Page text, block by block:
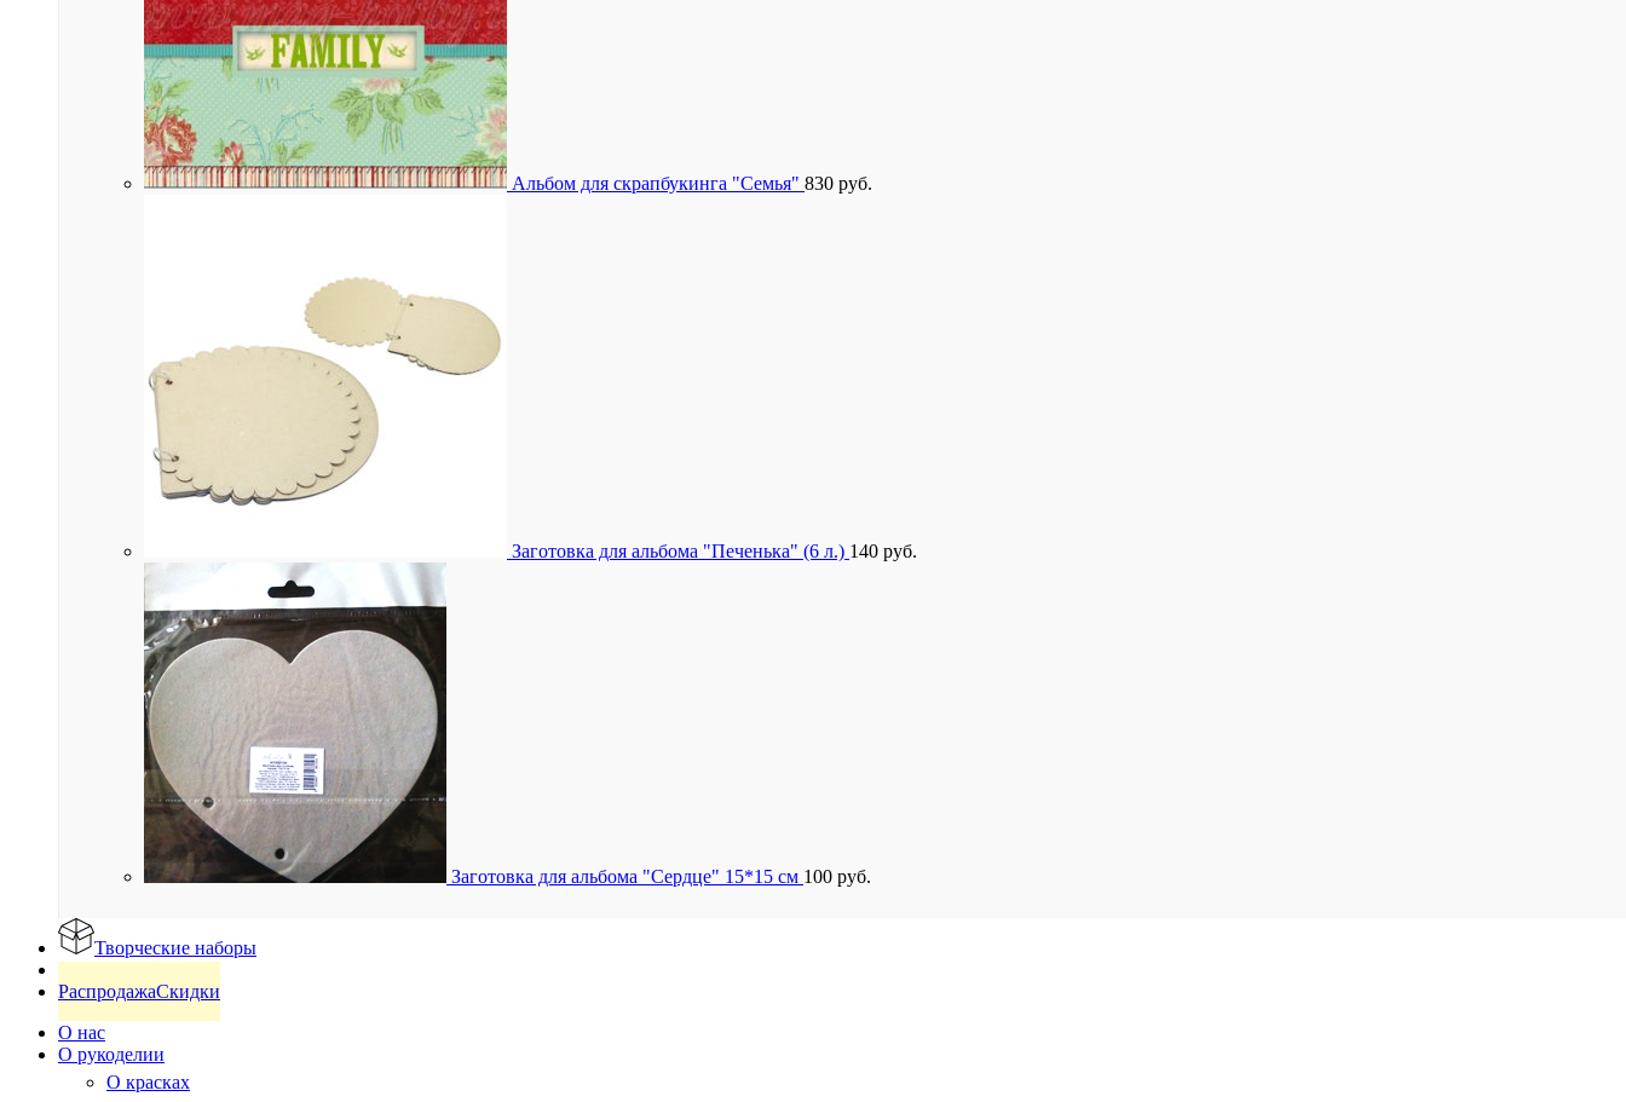
Альбом для скрапбукинга "Семья" 830 руб.
Заготовка для альбома "Печенька" (6 л.) 140 руб.
Заготовка для альбома "Сердце" 15*15 см 100 руб.
Творческие наборы
РаспродажаСкидки
О нас
О рукоделии
О красках